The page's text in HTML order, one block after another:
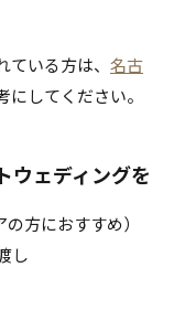
いる方は、 名古
にしてください。
ウェディングを
の方におすすめ）
し